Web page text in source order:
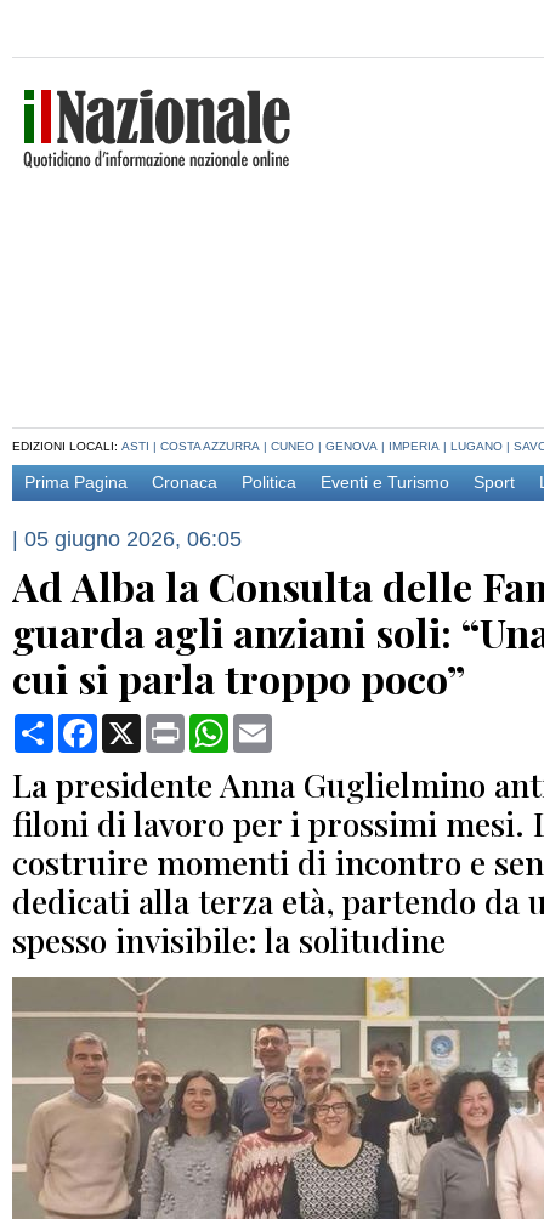
EDIZIONI LOCALI: ASTI | COSTA AZZURRA | CUNEO | GENOVA | IMPERIA | LUGANO |
Prima Pagina Cronaca Politica Eventi e Turismo Sport
| 05 giugno 2026, 06:05
Ad Alba la Consulta delle
guarda agli anziani soli:
cui si parla troppo poco”
CondividiFacebook
X Print WhatsApp
La presidente Anna Guglielmino
filoni di lavoro per i prossimi mesi.
costruire momenti di incontro e
dedicati alla terza età, partendo da
spesso invisibile: la solitudine